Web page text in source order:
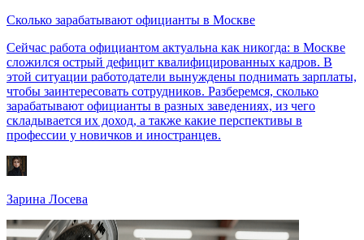
Сколько зарабатывают официанты в Москве
Сейчас работа официантом актуальна как никогда: в Москве
сложился острый дефицит квалифицированных кадров. В
этой ситуации работодатели вынуждены поднимать зарплаты,
чтобы заинтересовать сотрудников. Разберемся, сколько
зарабатывают официанты в разных заведениях, из чего
складывается их доход, а также какие перспективы в
профессии у новичков и иностранцев.
Зарина Лосева